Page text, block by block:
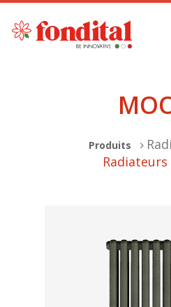
Produits